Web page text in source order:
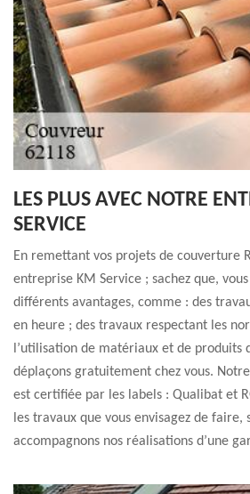
LES PLUS AVEC NOTRE
SERVICE
En remettant vos projets de couverture
entreprise KM Service ; sachez que,
différents avantages, comme : des
en heure ; des travaux respectant les
l’utilisation de matériaux et de produits
déplaçons gratuitement chez vous.
est certifiée par les labels : Qualibat et
les travaux que vous envisagez de faire,
accompagnons nos réalisations d’une